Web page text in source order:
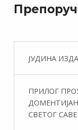
ЈУДИНА
ПРИЛОГ
СВЕТОГ